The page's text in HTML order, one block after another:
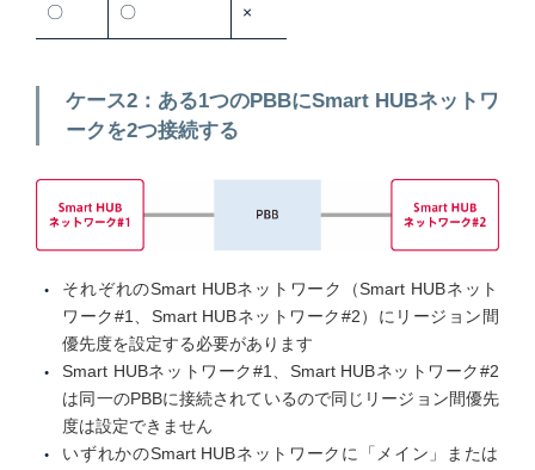
〇 〇 ×
ケース2：ある1つのPBBにSmart HUBネットワ
ークを2つ接続する
それぞれのSmart HUBネットワーク（Smart HUBネット
ワーク#1、Smart HUBネットワーク#2）にリージョン間
優先度を設定する必要があります
Smart HUBネットワーク#1、Smart HUBネットワーク#2
は同一のPBBに接続されているので同じリージョン間優先
度は設定できません
いずれかのSmart HUBネットワークに「メイン」または